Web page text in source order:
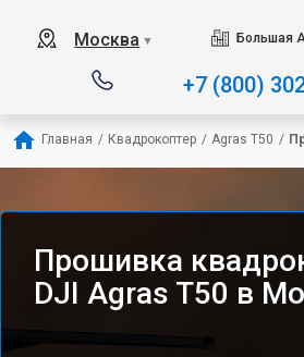
Москва ▼ Большая
+7 (800)
Главная / Квадрокоптер / Agras T50 /
Прошивка
DJI Agras T50 в